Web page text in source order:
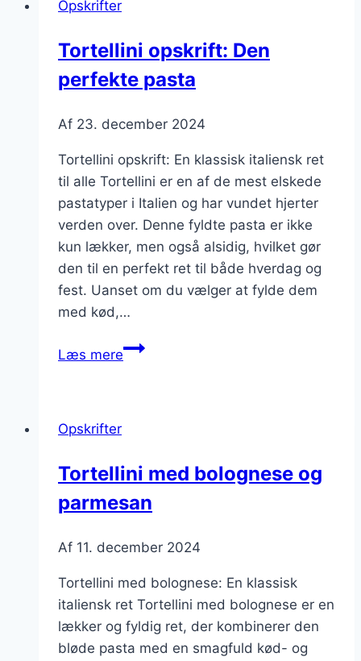
Opskrifter
Tortellini opskrift: Den
perfekte pasta
Af 23. december 2024
Tortellini opskrift: En klassisk italiensk ret
til alle Tortellini er en af de mest elskede
pastatyper i Italien og har vundet hjerter
verden over. Denne fyldte pasta er ikke
kun lækker, men også alsidig, hvilket gør
den til en perfekt ret til både hverdag og
fest. Uanset om du vælger at fylde dem
med kød,…
Læs mereTortellini
Opskrifter
Tortellini med bolognese og
parmesan
Af 11. december 2024
Tortellini med bolognese: En klassisk
italiensk ret Tortellini med bolognese er en
lækker og fyldig ret, der kombinerer den
bløde pasta med en smagfuld kød- og